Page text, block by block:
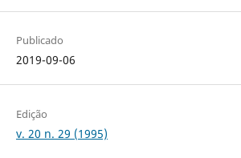
Publicado
2019-09-06
Edição
v. 20 n. 29 (1995)